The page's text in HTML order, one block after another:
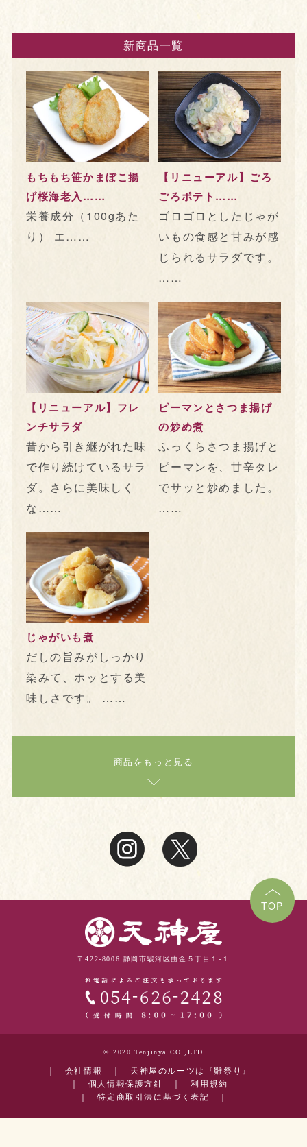
新商品一覧
もちもち笹かまぼこ揚
げ桜海老入……
栄養成分（100gあた
り） エ……
【リニューアル】ごろ
ごろポテト……
ゴロゴロとしたじゃが
いもの食感と甘みが感
じられるサラダです。
……
【リニューアル】フレ
ンチサラダ
昔から引き継がれた味
で作り続けているサラ
ダ。さらに美味しく
な……
ピーマンとさつま揚げ
の炒め煮
ふっくらさつま揚げと
ピーマンを、甘辛タレ
でサッと炒めました。
……
じゃがいも煮
だしの旨みがしっかり
染みて、ホッとする美
味しさです。 ……
商品をもっと見る
TOP
〒422-8006 静岡市駿河区曲金５丁目１-１
© 2020 Tenjinya CO.,LTD
会社情報
天神屋のルーツは『雛祭り』
個人情報保護方針 ｜利用規約
｜特定商取引法に基づく表記